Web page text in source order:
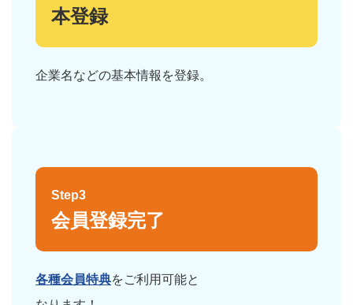
本登録
企業名などの基本情報を登録。
Step3
会員登録完了
各種会員特典をご利用可能と